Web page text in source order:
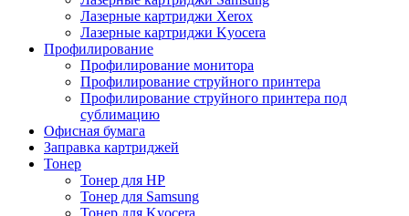
Лазерные картриджи Xerox
Лазерные картриджи Kyocera
Профилирование
Профилирование монитора
Профилирование струйного принтера
Профилирование струйного принтера под
сублимацию
Офисная бумага
Заправка картриджей
Тонер
Тонер для НР
Тонер для Samsung